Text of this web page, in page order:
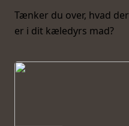
Tænker du over, hvad der
er i dit kæledyrs mad?